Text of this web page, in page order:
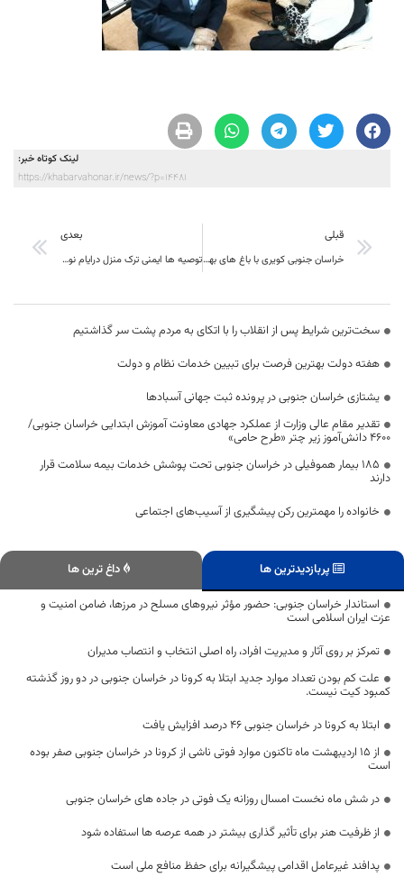
لینک کوتاه خبر:
https://khabarvahonar.ir/news/?p=14481
قبلی
خراسان جنوبی کویری با باغ های بهشت گونه 9 باغ تاریخی پذیرای گردشگران نوروزی
بعدی
توصیه ها ایمنی ترک منزل درایام نوروز
سخت‌ترین شرایط پس از انقلاب را با اتکای به مردم پشت سر گذاشتیم
هفته دولت بهترین فرصت برای تبیین خدمات نظام و دولت
یشتازی خراسان جنوبی در پرونده ثبت جهانی آسبادها
تقدیر مقام عالی وزارت از عملکرد جهادی معاونت آموزش ابتدایی خراسان جنوبی/
۴۶۰۰ دانش‌آموز زیر چتر «طرح حامی»
۱۸۵ بیمار هموفیلی در خراسان جنوبی تحت پوشش خدمات بیمه سلامت قرار
دارند
خانواده را مهمترین رکن پیشگیری از آسیب‌های اجتماعی
پربازدیدترین ها
داغ ترین ها
استاندار خراسان جنوبی: حضور مؤثر نیروهای مسلح در مرزها، ضامن امنیت و
عزت ایران اسلامی است
تمرکز بر روی آثار و مدیریت افراد، راه اصلی انتخاب و انتصاب مدیران
علت کم بودن تعداد موارد جدید ابتلا به کرونا در خراسان جنوبی در دو روز گذشته
کمبود کیت نیست.
ابتلا به کرونا در خراسان جنوبی ۴۶ درصد افزایش یافت
از ۱۵ اردیبهشت ماه تاکنون موارد فوتی ناشی از کرونا در خراسان جنوبی صفر بوده
است
در شش ماه نخست امسال روزانه یک فوتی در جاده های خراسان جنوبی
از ظرفیت هنر برای تأثیر گذاری بیشتر در همه عرصه ها استفاده‌‌ شود
پدافند غیرعامل اقدامی پیشگیرانه برای حفظ منافع ملی است